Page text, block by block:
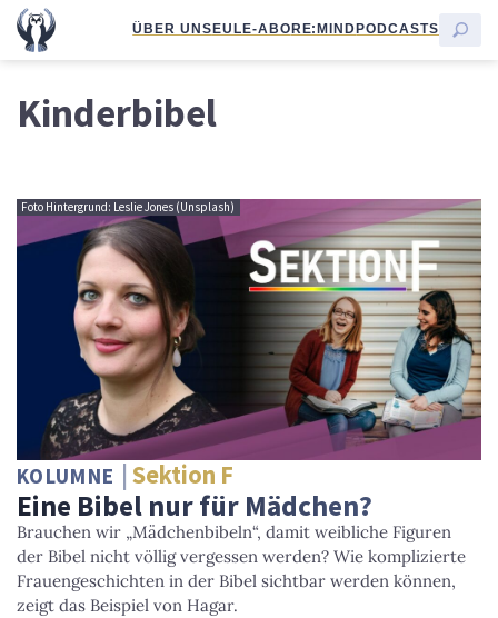
ÜBER UNSEULE-ABORE:MINDPODCASTS
Kinderbibel
Foto Hintergrund: Leslie Jones (Unsplash)
KOLUMNE Sektion F
Eine Bibel nur für Mädchen?
Brauchen wir „Mädchenbibeln“, damit weibliche Figuren
der Bibel nicht völlig vergessen werden? Wie komplizierte
Frauengeschichten in der Bibel sichtbar werden können,
zeigt das Beispiel von Hagar.